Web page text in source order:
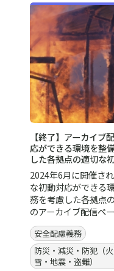
【終了】アーカイブ
応ができる環境を整
した各拠点の適切な
2024年6月に開催さ
な初動対応ができる
務を考慮した各拠点
のアーカイブ配信ペ
安全配慮義務
防災・減災・防犯（
雪・地震・盗難）